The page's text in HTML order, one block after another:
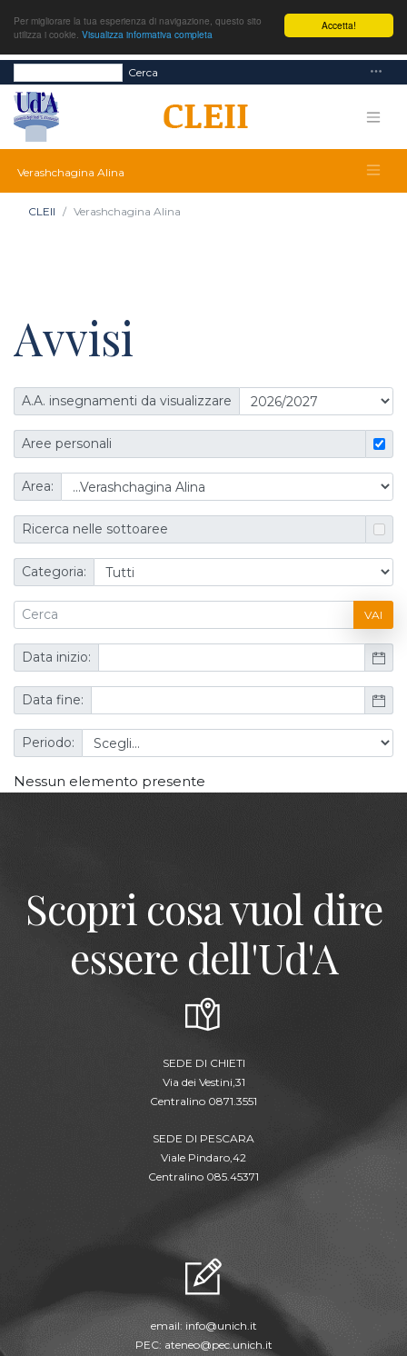
Accetta!
Per migliorare la tua esperienza di navigazione, questo sito
utilizza i cookie. Visualizza informativa completa
Cerca
Verashchagina Alina
CLEII Verashchagina Alina
Avvisi
A.A. insegnamenti da visualizzare
Aree personali
Area:
Ricerca nelle sottoaree
Categoria:
VAI
Data inizio:
Data fine:
Periodo:
Nessun elemento presente
Scopri cosa vuol dire
essere dell'Ud'A
SEDE DI CHIETI
Via dei Vestini,31
Centralino 0871.3551
SEDE DI PESCARA
Viale Pindaro,42
Centralino 085.45371
email: info@unich.it
PEC: ateneo@pec.unich.it